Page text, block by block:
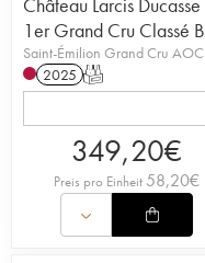
Château Larcis Ducasse
1er Grand Cru Classé B
Saint-Émilion Grand Cru AOC
2025 T
349,20€
Preis pro Einheit 58,20€